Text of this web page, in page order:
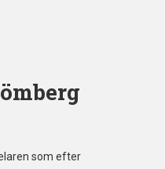
som efter